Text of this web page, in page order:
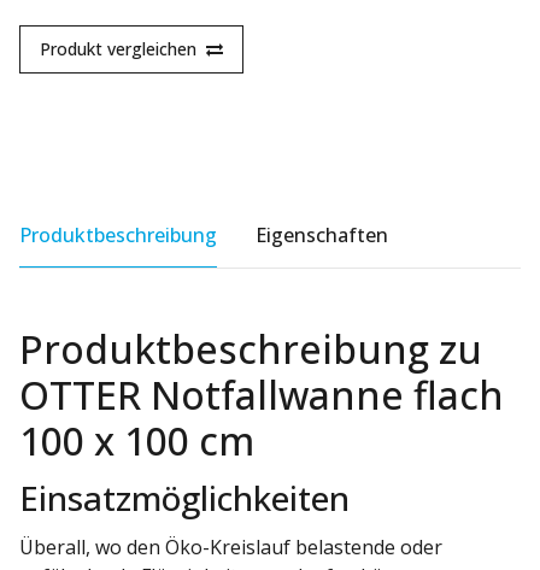
Produkt vergleichen
Produktbeschreibung Eigenschaften
Produktbeschreibung zu
OTTER Notfallwanne flach
100 x 100 cm
Einsatzmöglichkeiten
Überall, wo den Öko-Kreislauf belastende oder